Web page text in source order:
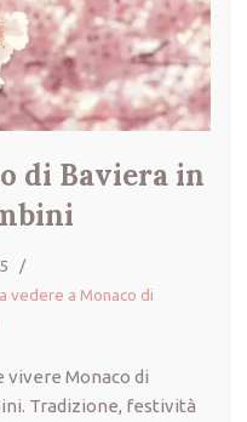
di Baviera in
vedere a Monaco di
vivere Monaco di
Tradizione, festività